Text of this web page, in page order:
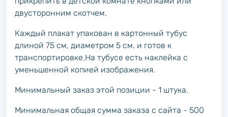
двусторонним скотчем.
Каждый плакат упакован в картонный тубус
длиной 75 см, диаметром 5 см. и готов к
транспортировке.На тубусе есть наклейка с
уменьшенной копией изображения.
Минимальный заказ этой позиции - 1 штука.
Минимальная общая сумма заказа с сайта - 500